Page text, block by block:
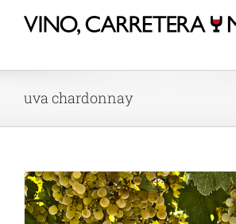
uva chardonnay